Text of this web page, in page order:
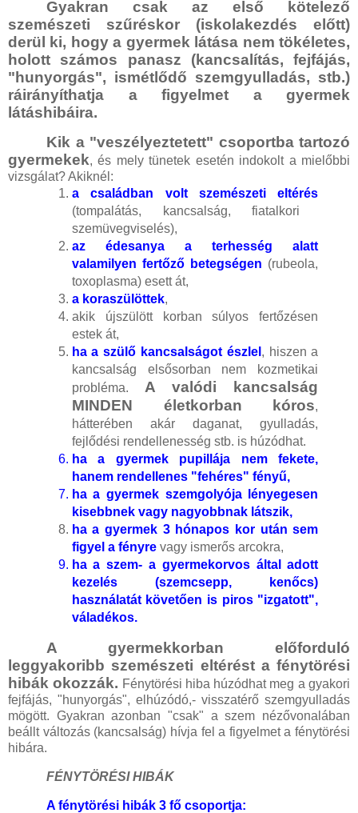
Gyakran csak az első kötelező
szemészeti szűréskor (iskolakezdés előtt)
derül ki, hogy a gyermek látása nem tökéletes,
holott számos panasz (kancsalítás, fejfájás,
"hunyorgás", ismétlődő szemgyulladás, stb.)
ráirányíthatja a figyelmet a gyermek
látáshibáira.
Kik a "veszélyeztetett" csoportba tartozó
gyermekek, és mely tünetek esetén indokolt a mielőbbi
vizsgálat? Akiknél:
a családban volt szemészeti eltérés
(tompalátás, kancsalság, fiatalkori
szemüvegviselés),
az édesanya a terhesség alatt
valamilyen fertőző betegségen (rubeola,
toxoplasma) esett át,
a koraszülöttek,
akik újszülött korban súlyos fertőzésen
estek át,
ha a szülő kancsalságot észlel , hiszen a
kancsalság elsősorban nem kozmetikai
probléma. A valódi kancsalság
MINDEN életkorban kóros,
hátterében akár daganat, gyulladás,
fejlődési rendellenesség stb. is húzódhat.
ha a gyermek pupillája nem fekete,
hanem rendellenes "fehéres" fényű,
ha a gyermek szemgolyója lényegesen
kisebbnek vagy nagyobbnak látszik,
ha a gyermek 3 hónapos kor után sem
figyel a fényrevagy ismerős arcokra,
ha a szem- a gyermekorvos által adott
kezelés (szemcsepp, kenőcs)
használatát követően is piros "izgatott",
váladékos.
A gyermekkorban előforduló
leggyakoribb szemészeti eltérést a fénytörési
hibák okozzák. Fénytörési hiba húzódhat meg a gyakori
fejfájás, "hunyorgás", elhúzódó,- visszatérő szemgyulladás
mögött. Gyakran azonban "csak" a szem nézővonalában
beállt változás (kancsalság) hívja fel a figyelmet a fénytörési
hibára.
FÉNYTÖRÉSI HIBÁK
A fénytörési hibák 3 fő csoportja: